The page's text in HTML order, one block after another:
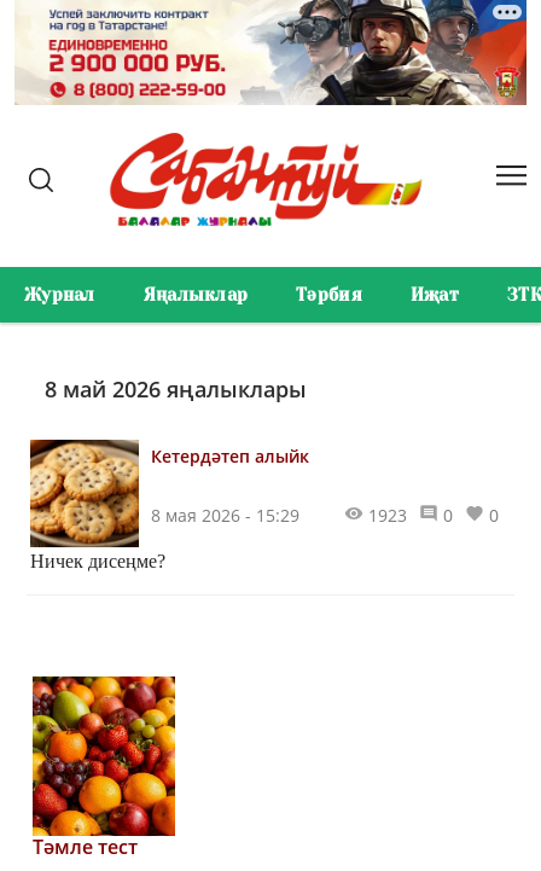
Журнал Яңалыклар Тәрбия Иҗат ЗТК
8 май 2026 яңалыклары
Кетердәтеп алыйк
8 мая 2026 - 15:29 1923 0 0
Ничек дисеңме?
Тәмле тест